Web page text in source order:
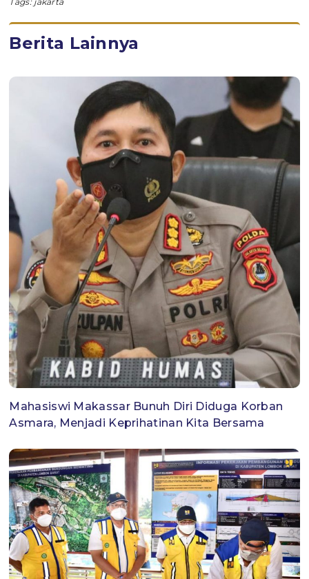
Berita Lainnya
Mahasiswi Makassar Bunuh Diri Diduga Korban
Asmara, Menjadi Keprihatinan Kita Bersama